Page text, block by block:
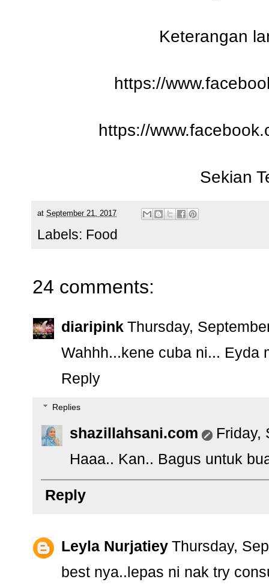
Keterangan
https://
https://
Sekian
at September 21, 2017
Labels: Food
24 comments:
diaripink Thursday,
Wahhh...kene cuba ni... Eyda
Reply
Replies
shazillahsani.com
Friday,
Haaa.. Kan.. Bagus untuk
Reply
Leyla Nurjatiey Thursday,
best nya..lepas ni nak try